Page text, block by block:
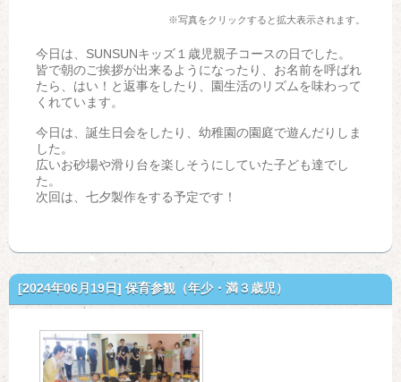
※写真をクリックすると拡大表示されます。
今日は、SUNSUNキッズ１歳児親子コースの日でした。
皆で朝のご挨拶が出来るようになったり、お名前を呼ばれ
たら、はい！と返事をしたり、園生活のリズムを味わって
くれています。
今日は、誕生日会をしたり、幼稚園の園庭で遊んだりしま
した。
広いお砂場や滑り台を楽しそうにしていた子ども達でし
た。
次回は、七夕製作をする予定です！
[2024年06月19日] 保育参観（年少・満３歳児）